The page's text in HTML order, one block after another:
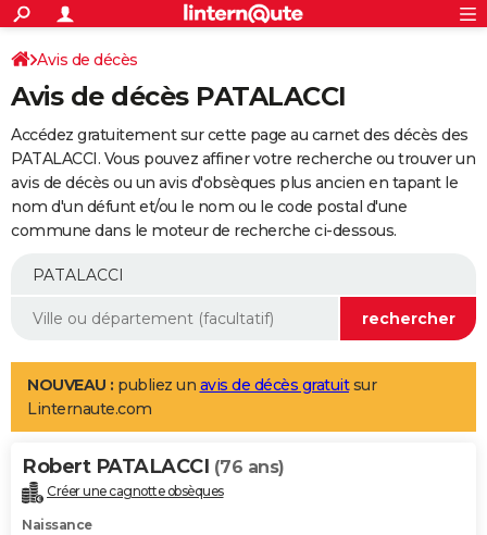
ACTUALITÉS
Politique
Société
Faits Divers
Education
Monde
Villes
+
SPORT
Coupe du monde 2026
Football
Tennis
Cyclisme
Rugby
Forum
Programme TV
TNT
Streaming
Cinéma
Sorties cinéma
Musique
+
FINANCE
Retraite
Epargne
Immobilier
Risques naturels par ville
Banque
Assurance
AUTO
Essais
Réserver un essai
Citadines
Berlines
SUV
Forum auto
+
Mobiles
Meilleur smartphone
Internet
Ordinateurs
Jeux vidéo
Guide high-tech
Aménagement intérieur
LIFESTYLE
Art de vivre
Bien-être
Loisirs
Mode
Modes de vie
Alimentation
Guide de la santé
Maladies
Médicaments
Sommeil
VOYAGE
Destinations
City break
Voyage nature
Voyage de noces
Forum
Climat
+PHOTO
Avis de décès
Avis de décès PATALACCI
Accédez gratuitement sur cette page au carnet des décès des
PATALACCI. Vous pouvez affiner votre recherche ou trouver un
avis de décès ou un avis d'obsèques plus ancien en tapant le
nom d'un défunt et/ou le nom ou le code postal d'une
commune dans le moteur de recherche ci-dessous.
NOUVEAU : publiez un avis de décès gratuitsur
Linternaute.com
Robert PATALACCI (76 ans)
Créer une cagnotte obsèques
Naissance